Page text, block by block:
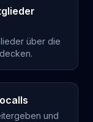
über die
und